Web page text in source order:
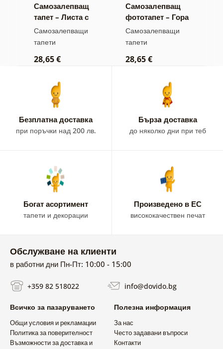
Самозалепващ
тапет – Листа с
пастелен оттенък
Самозалепващи
тапети
28,65 €
Самозалепващ
фототапет – Гора
в мъгла
Самозалепващи
тапети
28,65 €
Безплатна доставка
при поръчки над 200 лв.
Бързa доставка
до няколко дни при теб
Богат асортимент
тапети и декорации
Произведено в ЕС
висококачествен печат
Обслужване на клиенти
в работни дни Пн-Пт: 10:00 - 15:00
+359 82 518022 info@dovido.bg
Всичко за пазаруването
Общи условия и рекламации
Политика за поверителност
Възможности за доставка и
Полезна информация
За нас
Често задавани въпроси
Контакти